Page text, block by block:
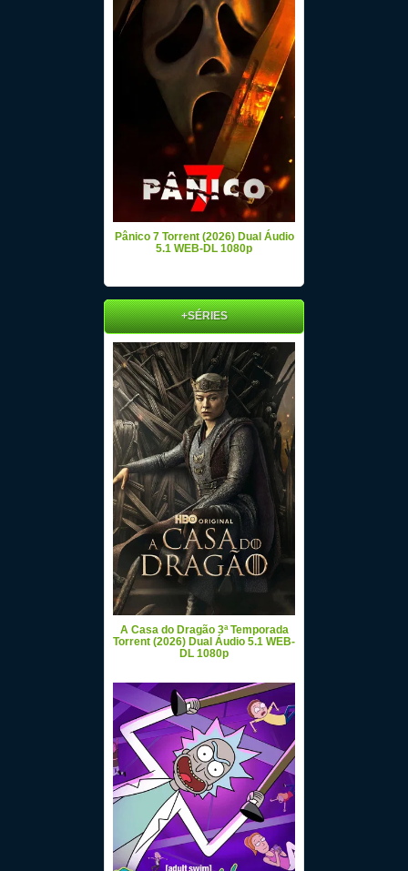
Pânico 7 Torrent (2026) Dual Áudio
5.1 WEB-DL 1080p
+SÉRIES
A Casa do Dragão 3ª Temporada
Torrent (2026) Dual Áudio 5.1 WEB-
DL 1080p